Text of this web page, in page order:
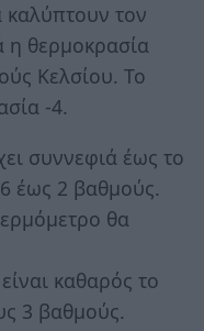
τον
η θερμοκρασία
Κελσίου. Το
-4.
συννεφιά έως το
έως 2 βαθμούς.
θα
καθαρός το
3 βαθμούς.